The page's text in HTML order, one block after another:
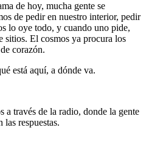
de hoy, mucha gente se
de pedir en nuestro interior, pedir
lo oye todo, y cuando uno pide,
sitios. El cosmos ya procura los
corazón.
está aquí, a dónde va.
a través de la radio, donde la gente
las respuestas.